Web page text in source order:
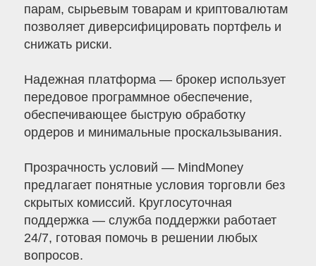
парам, сырьевым товарам и криптовалютам
позволяет диверсифицировать портфель и
снижать риски.
Надежная платформа — брокер использует
передовое программное обеспечение,
обеспечивающее быструю обработку
ордеров и минимальные проскальзывания.
Прозрачность условий — MindMoney
предлагает понятные условия торговли без
скрытых комиссий. Круглосуточная
поддержка — служба поддержки работает
24/7, готовая помочь в решении любых
вопросов.